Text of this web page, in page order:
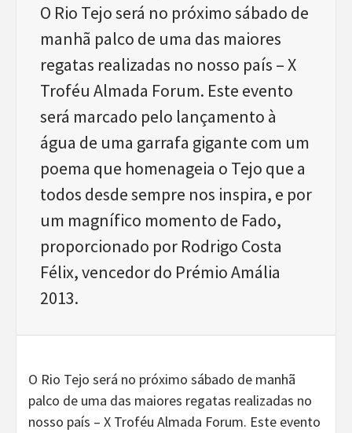
O Rio Tejo será no próximo sábado de
manhã palco de uma das maiores
regatas realizadas no nosso país – X
Troféu Almada Forum. Este evento
será marcado pelo lançamento à
água de uma garrafa gigante com um
poema que homenageia o Tejo que a
todos desde sempre nos inspira, e por
um magnífico momento de Fado,
proporcionado por Rodrigo Costa
Félix, vencedor do Prémio Amália
2013.
O Rio Tejo será no próximo sábado de manhã
palco de uma das maiores regatas realizadas no
nosso país – X Troféu Almada Forum. Este evento